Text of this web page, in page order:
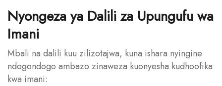
Nyongeza ya Dalili za Upungufu wa
Imani
Mbali na dalili kuu zilizotajwa, kuna ishara nyingine
ndogondogo ambazo zinaweza kuonyesha kudhoofika
kwa imani: